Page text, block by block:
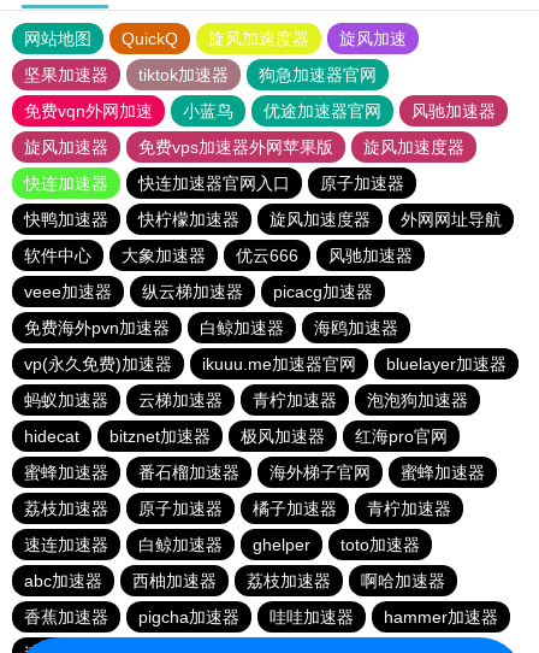
网站地图 QuickQ 旋风加速度器
旋风加速
坚果加速器
tiktok加速器
狗急加速器官网
免费vqn外网加速
小蓝鸟 优途加速器官网
风驰加速器
旋风加速器
免费vps加速器外网苹果版
旋风加速度器
快连加速器
快连加速器官网入口
原子加速器
快鸭加速器
快柠檬加速器 旋风加速度器
外网网址导航
软件中心
大象加速器 优云666
风驰加速器
veee加速器
纵云梯加速器
picacg加速器
免费海外pvn加速器
白鲸加速器
海鸥加速器
vp(永久免费)加速器
ikuuu.me加速器官网
bluelayer加速器
蚂蚁加速器
云梯加速器 青柠加速器
泡泡狗加速器
hidecat
bitznet加速器 极风加速器
红海pro官网
蜜蜂加速器
番石榴加速器 海外梯子官网
蜜蜂加速器
荔枝加速器
原子加速器 橘子加速器
青柠加速器
速连加速器
白鲸加速器 ghelper
toto加速器
abc加速器
西柚加速器 荔枝加速器
啊哈加速器
香蕉加速器
pigcha加速器 哇哇加速器
hammer加速器